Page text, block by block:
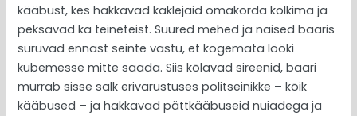
kääbust, kes hakkavad kaklejaid omakorda kolkima ja
peksavad ka teineteist. Suured mehed ja naised baaris
suruvad ennast seinte vastu, et kogemata lööki
kubemesse mitte saada. Siis kõlavad sireenid, baari
murrab sisse salk erivarustuses politseinikke – kõik
kääbused – ja hakkavad pättkääbuseid nuiadega ja